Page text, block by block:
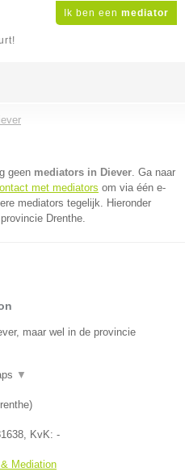
Ik ben een mediator
geen mediators in Diever. Ga naar
met mediators om via één e-
mediators tegelijk. Hieronder
Drenthe.
maar wel in de provincie
▼
)
, KvK: -
Mediation